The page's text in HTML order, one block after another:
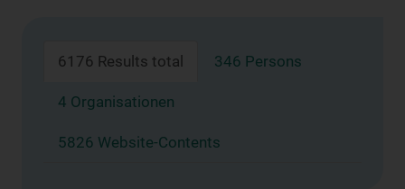
6176 Results total 346 Persons
4 Organisationen
5826 Website-Contents